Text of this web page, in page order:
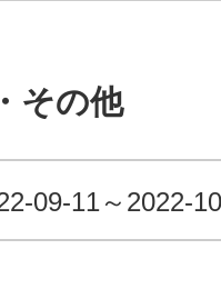
その他
09-11～2022-